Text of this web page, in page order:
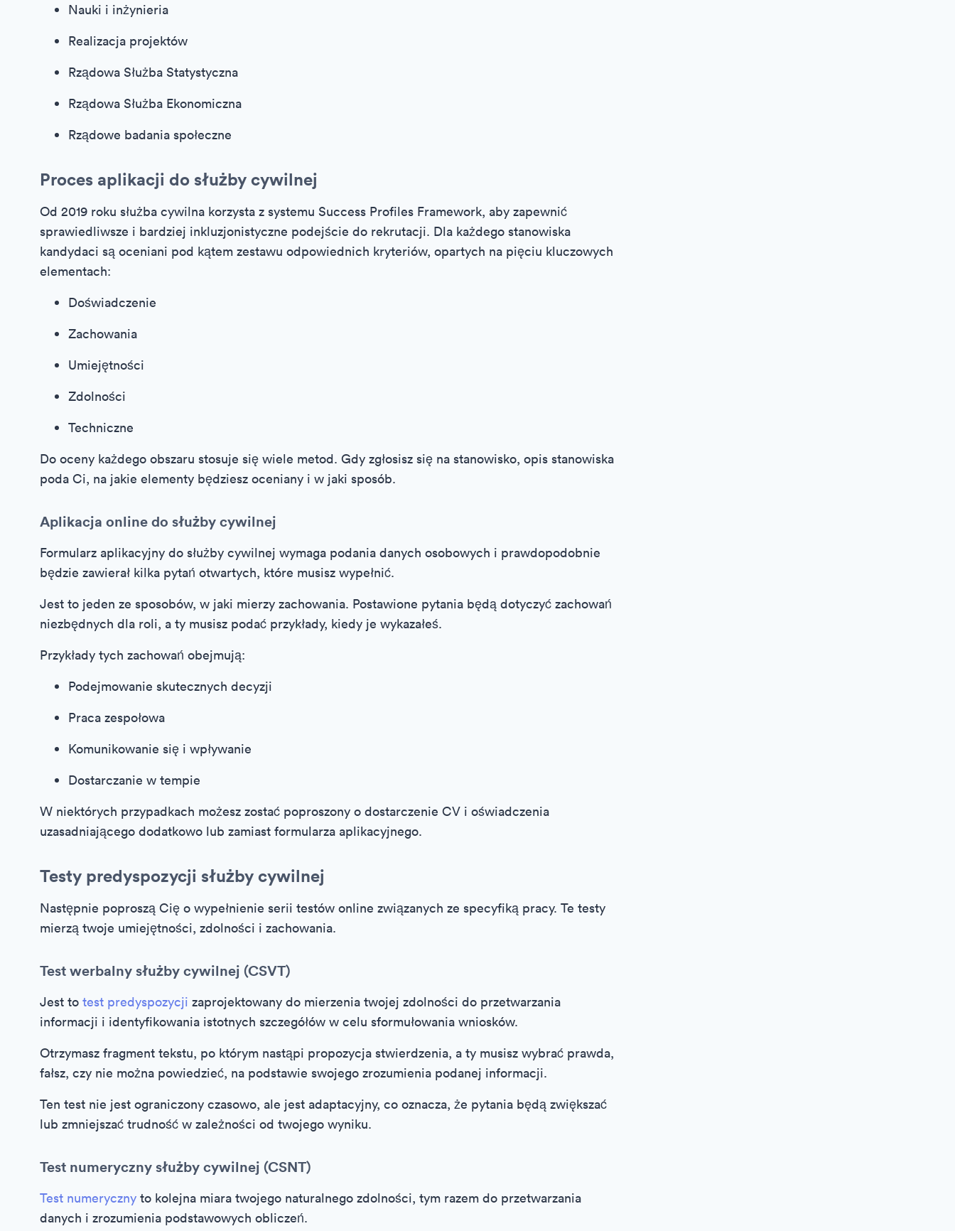
Nauki i inżynieria
Realizacja projektów
Rządowa Służba Statystyczna
Rządowa Służba Ekonomiczna
Rządowe badania społeczne
Proces aplikacji do służby cywilnej
Od 2019 roku służba cywilna korzysta z systemu Success Profiles Framework, aby zapewnić
sprawiedliwsze i bardziej inkluzjonistyczne podejście do rekrutacji. Dla każdego stanowiska
kandydaci są oceniani pod kątem zestawu odpowiednich kryteriów, opartych na pięciu kluczowych
elementach:
Doświadczenie
Zachowania
Umiejętności
Zdolności
Techniczne
Do oceny każdego obszaru stosuje się wiele metod. Gdy zgłosisz się na stanowisko, opis stanowiska
poda Ci, na jakie elementy będziesz oceniany i w jaki sposób.
Aplikacja online do służby cywilnej
Formularz aplikacyjny do służby cywilnej wymaga podania danych osobowych i prawdopodobnie
będzie zawierał kilka pytań otwartych, które musisz wypełnić.
Jest to jeden ze sposobów, w jaki mierzy zachowania. Postawione pytania będą dotyczyć zachowań
niezbędnych dla roli, a ty musisz podać przykłady, kiedy je wykazałeś.
Przykłady tych zachowań obejmują:
Podejmowanie skutecznych decyzji
Praca zespołowa
Komunikowanie się i wpływanie
Dostarczanie w tempie
W niektórych przypadkach możesz zostać poproszony o dostarczenie CV i oświadczenia
uzasadniającego dodatkowo lub zamiast formularza aplikacyjnego.
Testy predyspozycji służby cywilnej
Następnie poproszą Cię o wypełnienie serii testów online związanych ze specyfiką pracy. Te testy
mierzą twoje umiejętności, zdolności i zachowania.
Test werbalny służby cywilnej (CSVT)
Jest to test predyspozycji zaprojektowany do mierzenia twojej zdolności do przetwarzania
informacji i identyfikowania istotnych szczegółów w celu sformułowania wniosków.
Otrzymasz fragment tekstu, po którym nastąpi propozycja stwierdzenia, a ty musisz wybrać prawda,
fałsz, czy nie można powiedzieć, na podstawie swojego zrozumienia podanej informacji.
Ten test nie jest ograniczony czasowo, ale jest adaptacyjny, co oznacza, że pytania będą zwiększać
lub zmniejszać trudność w zależności od twojego wyniku.
Test numeryczny służby cywilnej (CSNT)
Test numeryczny to kolejna miara twojego naturalnego zdolności, tym razem do przetwarzania
danych i zrozumienia podstawowych obliczeń.